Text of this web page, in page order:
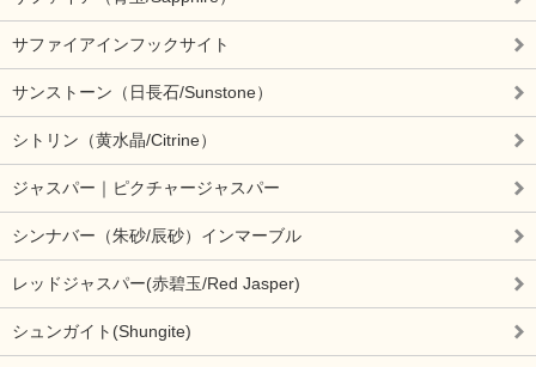
サファイアインフックサイト
サンストーン（日長石/Sunstone）
シトリン（黄水晶/Citrine）
ジャスパー｜ピクチャージャスパー
シンナバー（朱砂/辰砂）インマーブル
レッドジャスパー(赤碧玉/Red Jasper)
シュンガイト(Shungite)